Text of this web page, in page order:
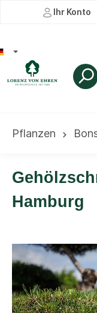
Ihr Konto
Pflanzen
Hamburg